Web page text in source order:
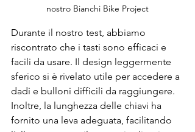
nostro Bianchi Bike Project
Durante il nostro test, abbiamo
riscontrato che i tasti sono efficaci e
facili da usare. Il design leggermente
sferico si è rivelato utile per accedere a
dadi e bulloni difficili da raggiungere.
Inoltre, la lunghezza delle chiavi ha
fornito una leva adeguata, facilitando